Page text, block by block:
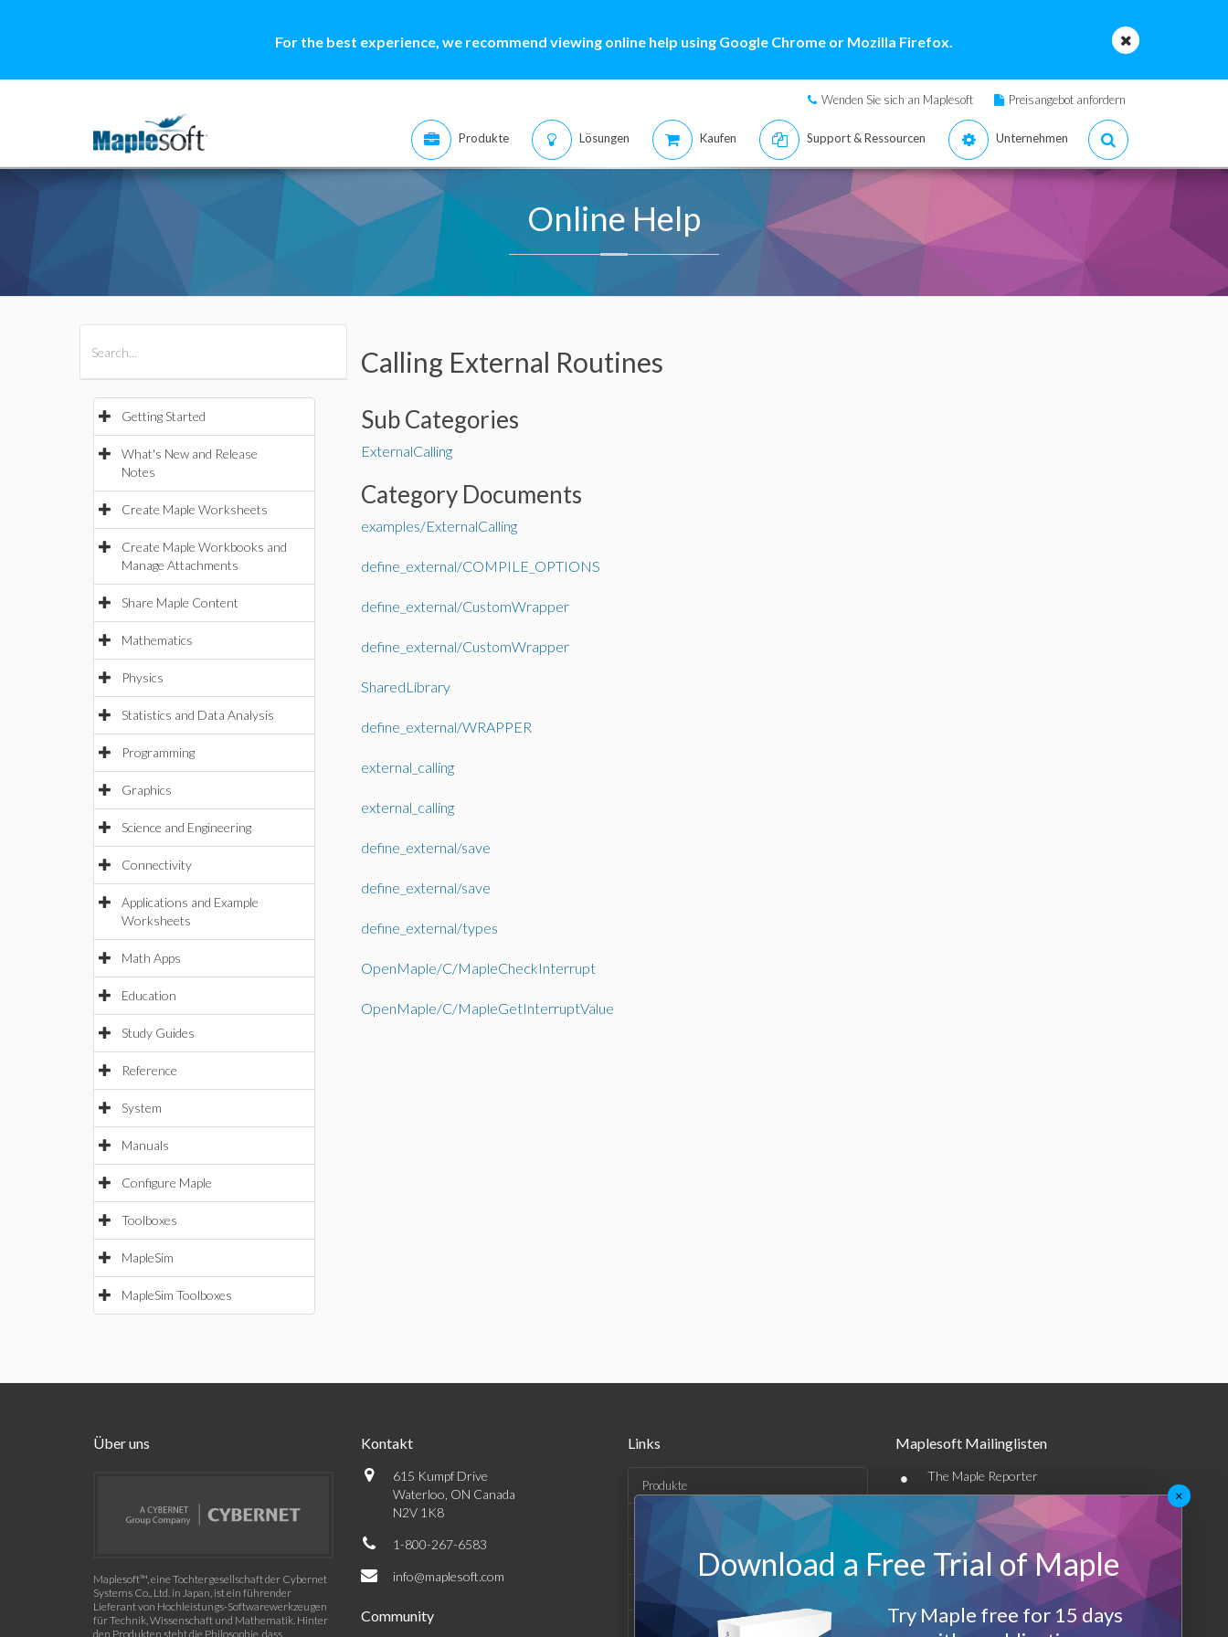
For the best experience, we recommend viewing online help using Google Chrome or Mozilla Firefox.
Wenden Sie sich an Maplesoft Preisangebot anfordern
Produkte Lösungen Kaufen Support & Ressourcen Unternehmen
Online Help
Getting Started
What's New and Release
Notes
Create Maple Worksheets
Create Maple Workbooks and
Manage Attachments
Share Maple Content
Mathematics
Physics
Statistics and Data Analysis
Programming
Graphics
Science and Engineering
Connectivity
Applications and Example
Worksheets
Math Apps
Education
Study Guides
Reference
System
Manuals
Configure Maple
Toolboxes
MapleSim
MapleSim Toolboxes
Calling External Routines
Sub Categories
ExternalCalling
Category Documents
examples/ExternalCalling
define_external/COMPILE_OPTIONS
define_external/CustomWrapper
define_external/CustomWrapper
SharedLibrary
define_external/WRAPPER
external_calling
external_calling
define_external/save
define_external/save
define_external/types
OpenMaple/C/MapleCheckInterrupt
OpenMaple/C/MapleGetInterruptValue
Über uns
Maplesoft™, eine Tochtergesellschaft der Cybernet
Systems Co., Ltd. in Japan, ist ein führender
Lieferant von Hochleistungs-Softwarewerkzeugen
für Technik, Wissenschaft und Mathematik. Hinter
den Produkten steht die Philosophie, dass
Kontakt
615 Kumpf Drive
Waterloo, ON Canada
N2V 1K8
1-800-267-6583
info@maplesoft.com
Community
Links
Produkte
Support und Ressourcen
Unternehmen
Maplesoft Mailinglisten
• The Maple Reporter
• Weitere E-Mail-Angebote
Maplesoft Membership
×
Download a Free Trial of Maple
Try Maple free for 15 days